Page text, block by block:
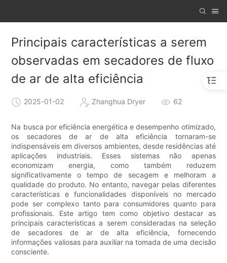
Principais características a serem
observadas em secadores de fluxo
de ar de alta eficiência
2025-01-02 Zhanghua Dryer 62
Na busca por eficiência energética e desempenho otimizado,
os secadores de ar de alta eficiência tornaram-se
indispensáveis ​​em diversos ambientes, desde residências até
aplicações industriais. Esses sistemas não apenas
economizam energia, como também reduzem
significativamente o tempo de secagem e melhoram a
qualidade do produto. No entanto, navegar pelas diferentes
características e funcionalidades disponíveis no mercado
pode ser complexo tanto para consumidores quanto para
profissionais. Este artigo tem como objetivo destacar as
principais características a serem consideradas na seleção
de secadores de ar de alta eficiência, fornecendo
informações valiosas para auxiliar na tomada de uma decisão
consciente.